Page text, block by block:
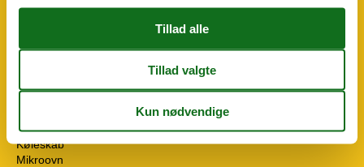
Badekar
Flere soveværelser
Kabel/Sat
Køleskab
Mikroovn